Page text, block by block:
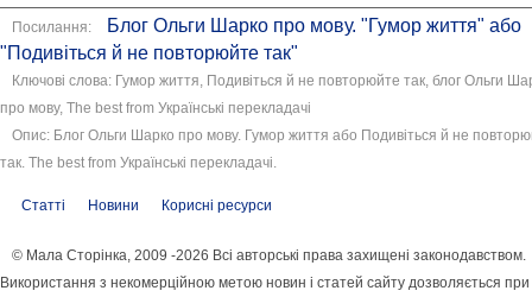
Посилання:
Блог Ольги Шарко про мову. "Гумор життя" або
"Подивіться й не повторюйте так"
Ключові слова: Гумор життя, Подивіться й не повторюйте так, блог Ольги
про мову, The best from Українські перекладачі
Опис: Блог Ольги Шарко про мову. Гумор життя або Подивіться й не
так. The best from Українські перекладачі.
Статті Новини Корисні ресурси
© Мала Сторінка, 2009 -2026 Всі авторські права захищені законодавством.
Використання з некомерційною метою новин і статей сайту дозволяється при